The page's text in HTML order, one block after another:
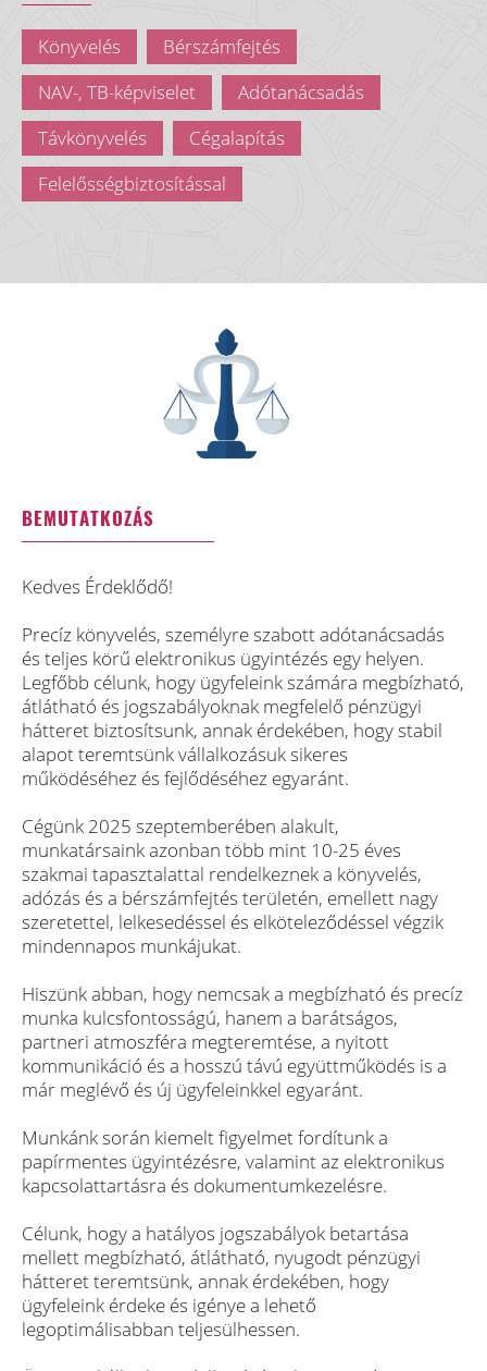
Könyvelés
Bérszámfejtés
NAV-, TB-képviselet
Adótanácsadás
Távkönyvelés
Cégalapítás
Felelősségbiztosítással
BEMUTATKOZÁS
Kedves Érdeklődő!
Precíz könyvelés, személyre szabott adótanácsadás
és teljes körű elektronikus ügyintézés egy helyen.
Legfőbb célunk, hogy ügyfeleink számára megbízható,
átlátható és jogszabályoknak megfelelő pénzügyi
hátteret biztosítsunk, annak érdekében, hogy stabil
alapot teremtsünk vállalkozásuk sikeres
működéséhez és fejlődéséhez egyaránt.
Cégünk 2025 szeptemberében alakult,
munkatársaink azonban több mint 10-25 éves
szakmai tapasztalattal rendelkeznek a könyvelés,
adózás és a bérszámfejtés területén, emellett nagy
szeretettel, lelkesedéssel és elköteleződéssel végzik
mindennapos munkájukat.
Hiszünk abban, hogy nemcsak a megbízható és precíz
munka kulcsfontosságú, hanem a barátságos,
partneri atmoszféra megteremtése, a nyitott
kommunikáció és a hosszú távú együttműködés is a
már meglévő és új ügyfeleinkkel egyaránt.
Munkánk során kiemelt figyelmet fordítunk a
papírmentes ügyintézésre, valamint az elektronikus
kapcsolattartásra és dokumentumkezelésre.
Célunk, hogy a hatályos jogszabályok betartása
mellett megbízható, átlátható, nyugodt pénzügyi
hátteret teremtsünk, annak érdekében, hogy
ügyfeleink érdeke és igénye a lehető
legoptimálisabban teljesülhessen.